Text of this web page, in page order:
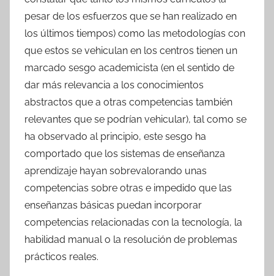
pesar de los esfuerzos que se han realizado en
los últimos tiempos) como las metodologías con
que estos se vehiculan en los centros tienen un
marcado sesgo academicista (en el sentido de
dar más relevancia a los conocimientos
abstractos que a otras competencias también
relevantes que se podrían vehicular), tal como se
ha observado al principio, este sesgo ha
comportado que los sistemas de enseñanza
aprendizaje hayan sobrevalorando unas
competencias sobre otras e impedido que las
enseñanzas básicas puedan incorporar
competencias relacionadas con la tecnología, la
habilidad manual o la resolución de problemas
prácticos reales.